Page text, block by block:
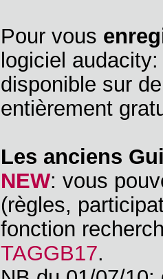
Pour vous
logiciel
disponible sur
entièrement
Les anciens
NEW: vous
(règles,
fonction
TAGGB17.